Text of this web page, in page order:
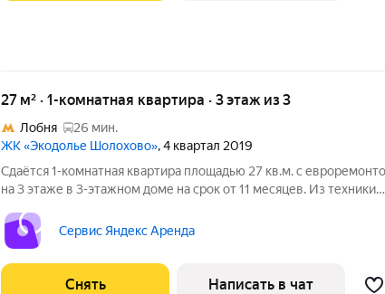
27 м² · 1-комнатная квартира · 3 этаж из 3
Лобня
26 мин.
ЖК «Экодолье Шолохово», 4 квартал 2019
Сдаётся 1-комнатная квартира площадью 27 кв.м. с
на 3 этаже в 3-этажном доме на срок от 11 месяцев. Из техники
машина Дом - кирпичный, окна выходят во двор. Во дворе есть
Сервис Яндекс Аренда
Снять Написать в чат